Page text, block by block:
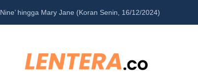
hingga Mary Jane (Koran Senin, 16/12/2024)